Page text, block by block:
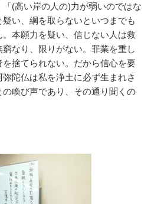
(高い岸の人の)力が弱いのではな
い、綱を取らないといつまでも
本願力を疑い、信じない人は救
なり、限りがない。罪業を重し
を捨てられない。だから信心を要
陀仏は私を浄土に必ず生まれさ
喚び声であり、その通り聞くの